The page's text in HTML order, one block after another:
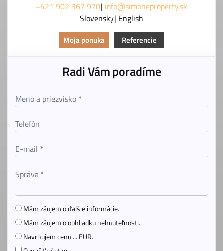
+421 902 367 970 info@simoneproperty.sk
Slovensky English
Moja ponuka Referencie
Radi Vám poradíme
Mám záujem o ďalšie informácie.
Mám záujem o obhliadku nehnuteľnosti.
Navrhujem cenu ... EUR.